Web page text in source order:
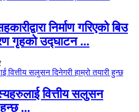
निर्माण गरिएको बिउ
गृहको उद्घाटन ...
वित्तीय सलुसन
हुन्छ ...